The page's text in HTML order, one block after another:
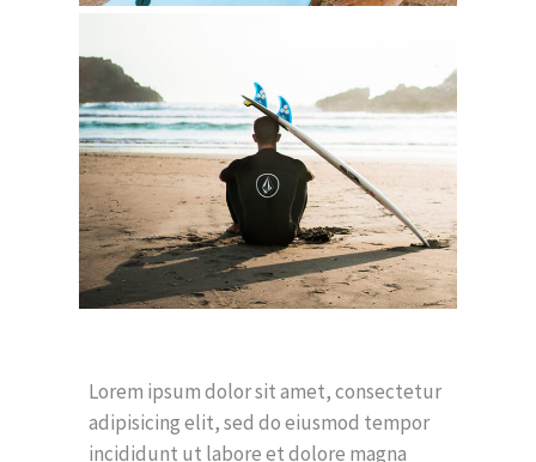
Lorem ipsum dolor sit amet, consectetur
adipisicing elit, sed do eiusmod tempor
incididunt ut labore et dolore magna